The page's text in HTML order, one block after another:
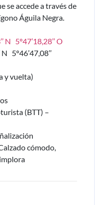
se accede a través de
Águila Negra.
N 5º47’18,28’’ O
5º46’47,08’’
y vuelta)
(BTT) –
cómodo,